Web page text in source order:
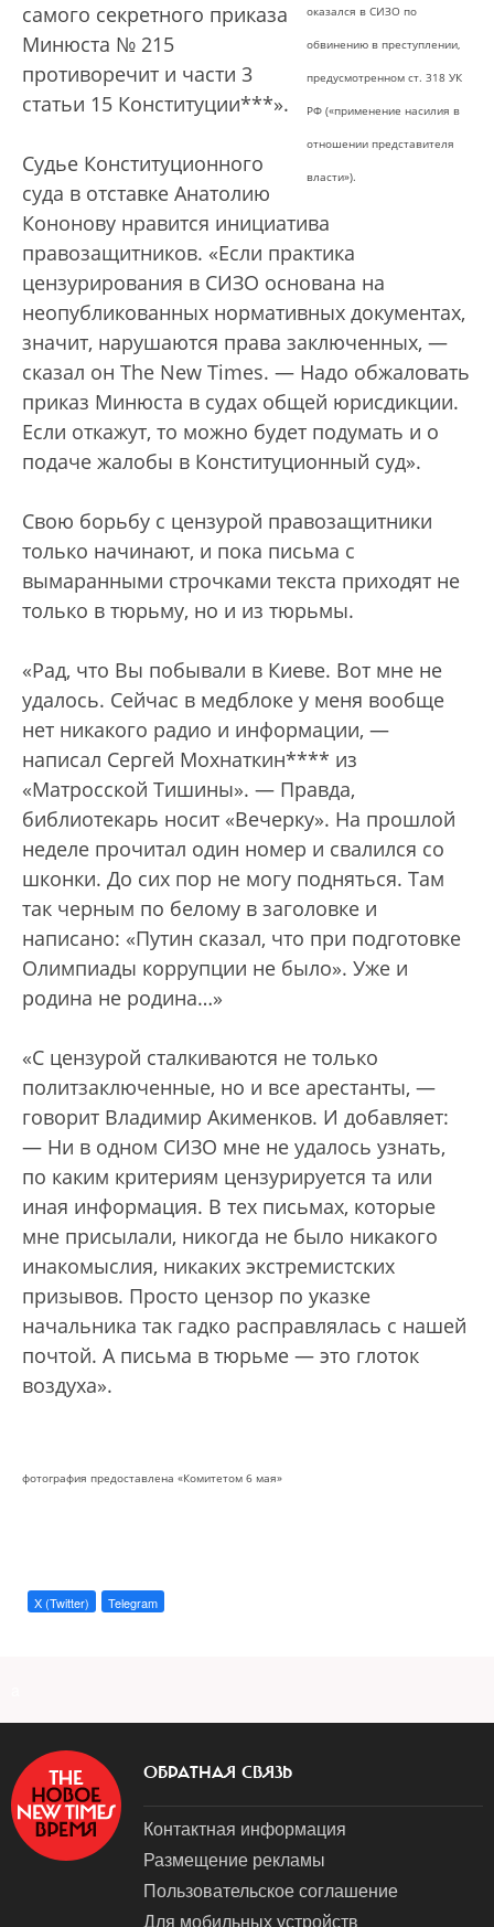
оказался в СИЗО по
обвинению в преступлении,
предусмотренном ст. 318 УК
РФ («применение насилия в
отношении представителя
власти»).
самого секретного приказа
Минюста № 215
противоречит и части 3
статьи 15 Конституции***».
Судье Конституционного
суда в отставке Анатолию
Кононову нравится инициатива
правозащитников. «Если практика
цензурирования в СИЗО основана на
неопубликованных нормативных документах,
значит, нарушаются права заключенных, —
сказал он The New Times. — Надо обжаловать
приказ Минюста в судах общей юрисдикции.
Если откажут, то можно будет подумать и о
подаче жалобы в Конституционный суд».
Свою борьбу с цензурой правозащитники
только начинают, и пока письма с
вымаранными строчками текста приходят не
только в тюрьму, но и из тюрьмы.
«Рад, что Вы побывали в Киеве. Вот мне не
удалось. Сейчас в медблоке у меня вообще
нет никакого радио и информации, —
написал Сергей Мохнаткин**** из
«Матросской Тишины». — Правда,
библиотекарь носит «Вечерку». На прошлой
неделе прочитал один номер и свалился со
шконки. До сих пор не могу подняться. Там
так черным по белому в заголовке и
написано: «Путин сказал, что при подготовке
Олимпиады коррупции не было». Уже и
родина не родина…»
«С цензурой сталкиваются не только
политзаключенные, но и все арестанты, —
говорит Владимир Акименков. И добавляет:
— Ни в одном СИЗО мне не удалось узнать,
по каким критериям цензурируется та или
иная информация. В тех письмах, которые
мне присылали, никогда не было никакого
инакомыслия, никаких экстремистских
призывов. Просто цензор по указке
начальника так гадко расправлялась с нашей
почтой. А письма в тюрьме — это глоток
воздуха».
фотография предоставлена «Комитетом 6 мая»
X (Twitter) Telegram
ОБРАТНАЯ СВЯЗЬ
Контактная информация
Размещение рекламы
Пользовательское соглашение
Для мобильных устройств